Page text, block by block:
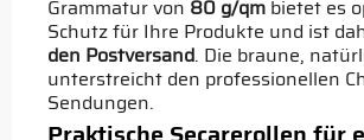
Grammatur von 80 g/qm bietet es
Schutz für Ihre Produkte und ist
den Postversand. Die braune,
unterstreicht den professionellen
Sendungen.